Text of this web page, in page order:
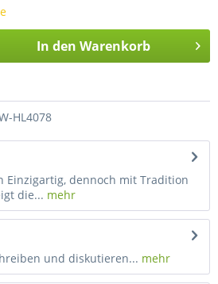
In den Warenkorb
HL4078
Einzigartig, dennoch mit Tradition
die... mehr
und diskutieren... mehr